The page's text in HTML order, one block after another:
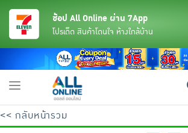
ช้อป All Online ผ่าน 7App
โปรเด็ด สินค้าโดนใจ ห้างใกล้บ้าน
Toggle
<< กลับหน้ารวม